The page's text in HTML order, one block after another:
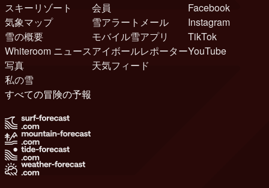
スキーリゾート
気象マップ
雪の概要
Whiteroom ニュース
写真
私の雪
会員
雪アラートメール
モバイル雪アプリ
アイボールレポーター
天気フィード
Facebook
Instagram
TikTok
YouTube
すべての冒険の予報